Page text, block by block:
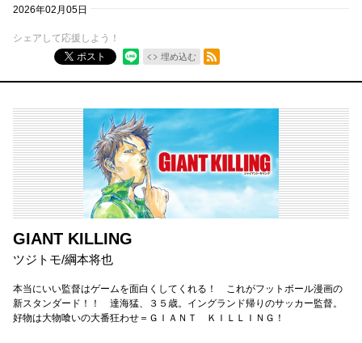
2026年02月05日
シェアして応援しよう！
ポスト
埋め込む
RSSフィード
GIANT KILLING
ツジトモ/綱本将也
本当にいい監督はゲームを面白くしてくれる！ これがフットボール漫画の
新スタンダード！！ 達海猛、３５歳。イングランド帰りのサッカー監督。
好物は大物喰いの大番狂わせ＝ＧＩＡＮＴ ＫＩＬＬＩＮＧ！